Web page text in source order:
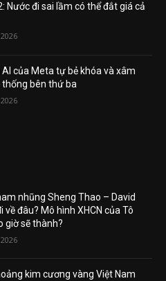
Nước đi sai lầm có thể đắt giá cả
AI của Meta tự bẻ khóa và xâm
thống bên thứ ba
nhũng Sheng Thao – David
về đâu? Mô hình XHCN của Tô
giờ sẽ thành?
kim cương vàng Việt Nam